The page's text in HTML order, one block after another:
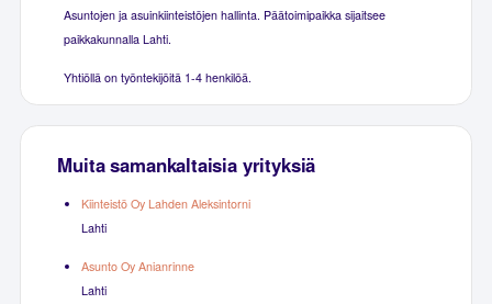
Asuntojen ja asuinkiinteistöjen hallinta. Päätoimipaikka sijaitsee
paikkakunnalla Lahti.
Yhtiöllä on työntekijöitä 1-4 henkilöä.
Muita samankaltaisia yrityksiä
Kiinteistö Oy Lahden Aleksintorni
Lahti
Asunto Oy Anianrinne
Lahti